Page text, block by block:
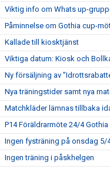
Viktig info om Whats up-
Påminnelse om Gothia cup-
Kallade till kiosktjänst
Viktiga datum: Kiosk och
Ny försäljning av
Nya träningstider samt nya
Matchkläder lämnas tillbaka
P14 Föräldrarmöte 24/4 Gothia
Ingen fysträning på onsdag 5/
Ingen träning i påskhelgen